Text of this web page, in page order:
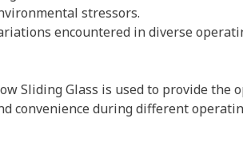
stressors.
encountered in diverse
Sliding Glass is used to provide
convenience during different